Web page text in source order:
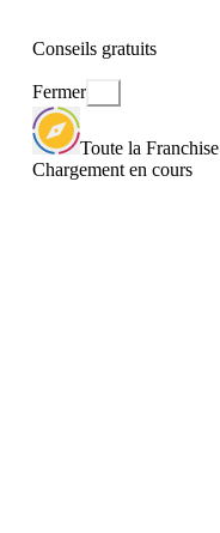
Conseils gratuits
Fermer
Toute la Franchise
Chargement en cours